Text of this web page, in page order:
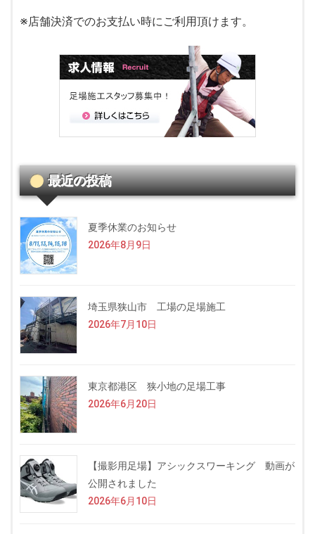
※店舗決済でのお支払い時にご利用頂けます。
最近の投稿
夏季休業のお知らせ
2026年8月9日
埼玉県狭山市 工場の足場施工
2026年7月10日
東京都港区 狭小地の足場工事
2026年6月20日
【撮影用足場】アシックスワーキング 動画が
公開されました
2026年6月10日